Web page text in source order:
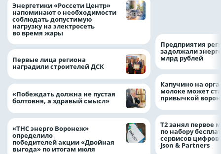
Энергетики «Россети Центр»
напоминают о необходимости
соблюдать допустимую
нагрузку на электросеть
во время жары
Первые лица региона
наградили строителей ДСК
«Побеждать должна не пустая
болтовня, а здравый смысл»
«ТНС энерго Воронеж»
определило
победителей акции «Двойная
выгода» по итогам июля
Предприятия
задолжали
млрд рублей
Капучино на
молоке может
привычкой
Т2 занял первое
по набору
сервисов
Json & Partners